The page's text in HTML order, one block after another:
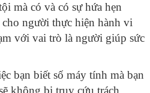
mà có và có sự hứa hẹn
người thực hiện hành vi
với vai trò là người giúp sức
biết số máy tính mà bạn
không bị truy cứu trách